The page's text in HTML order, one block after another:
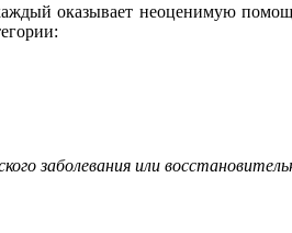
оказывает неоценимую
заболевания или